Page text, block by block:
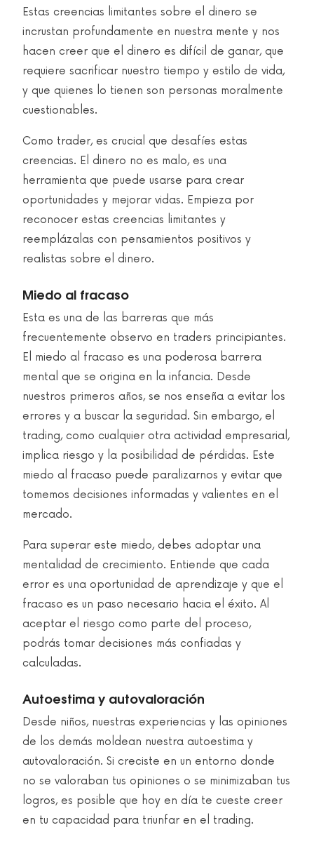
Estas creencias limitantes sobre el dinero se
incrustan profundamente en nuestra mente y nos
hacen creer que el dinero es difícil de ganar, que
requiere sacrificar nuestro tiempo y estilo de vida,
y que quienes lo tienen son personas moralmente
cuestionables.
Como trader, es crucial que desafíes estas
creencias. El dinero no es malo, es una
herramienta que puede usarse para crear
oportunidades y mejorar vidas. Empieza por
reconocer estas creencias limitantes y
reemplázalas con pensamientos positivos y
realistas sobre el dinero.
Miedo al fracaso
Esta es una de las barreras que más
frecuentemente observo en traders principiantes.
El miedo al fracaso es una poderosa barrera
mental que se origina en la infancia. Desde
nuestros primeros años, se nos enseña a evitar los
errores y a buscar la seguridad. Sin embargo, el
trading, como cualquier otra actividad empresarial,
implica riesgo y la posibilidad de pérdidas. Este
miedo al fracaso puede paralizarnos y evitar que
tomemos decisiones informadas y valientes en el
mercado.
Para superar este miedo, debes adoptar una
mentalidad de crecimiento. Entiende que cada
error es una oportunidad de aprendizaje y que el
fracaso es un paso necesario hacia el éxito. Al
aceptar el riesgo como parte del proceso,
podrás tomar decisiones más confiadas y
calculadas.
Autoestima y autovaloración
Desde niños, nuestras experiencias y las opiniones
de los demás moldean nuestra autoestima y
autovaloración. Si creciste en un entorno donde
no se valoraban tus opiniones o se minimizaban tus
logros, es posible que hoy en día te cueste creer
en tu capacidad para triunfar en el trading.